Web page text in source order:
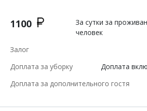
1100
За сутки за
человек
Залог
Доплата за уборку
Доплата
Доплата за дополнительного гостя